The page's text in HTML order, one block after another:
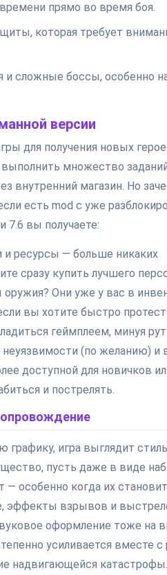
прямо во время боя.
которая требует
и сложные боссы, особенно
версии
для получения новых
множество
внутренний магазин. Но
есть mod с уже
7.6 вы получаете:
и ресурсы — больше никаких
сразу купить лучшего
Они уже у вас в
вы хотите быстро
геймплеем, минуя
(по желанию) и
доступной для новичков
и пострелять.
графику, игра выглядит
пусть даже в виде
— особенно когда их
эффекты взрывов и
оформление тоже на
усиливается вместе
надвигающейся катастрофы.